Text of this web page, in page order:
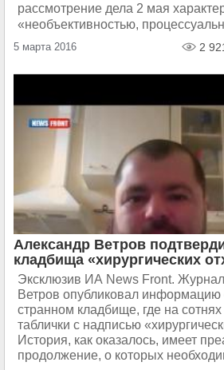
рассмотрение дела 2 мая
«необъективностью,
5 марта 2016 2
Александр Ветров
кладбища «хирургических
Эксклюзив ИА News Front.
Ветров опубликовал информацию
странном кладбище, где на
таблички с надписью
История, как оказалось, имеет
продолжение, о которых